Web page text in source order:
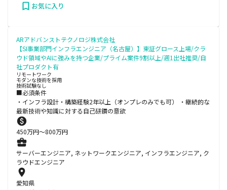
お気に入り
ARアドバンストテクノロジ株式会社
【SI事業部門インフラエンジニア（名古屋）】東証グロース上場/クラ
ウド領域やAIに強みを持つ企業/プライム案件9割以上/週1出社推奨/自
社プロダクト有
リモートワーク
モダンな技術を採用
技術試験なし
■必須条件
・インフラ設計・構築経験2年以上（オンプレのみでも可） ・継続的な
最新技術や知識に対する自己研鑽の意欲
450万円〜800万円
サーバーエンジニア, ネットワークエンジニア, インフラエンジニア, ク
ラウドエンジニア
愛知県